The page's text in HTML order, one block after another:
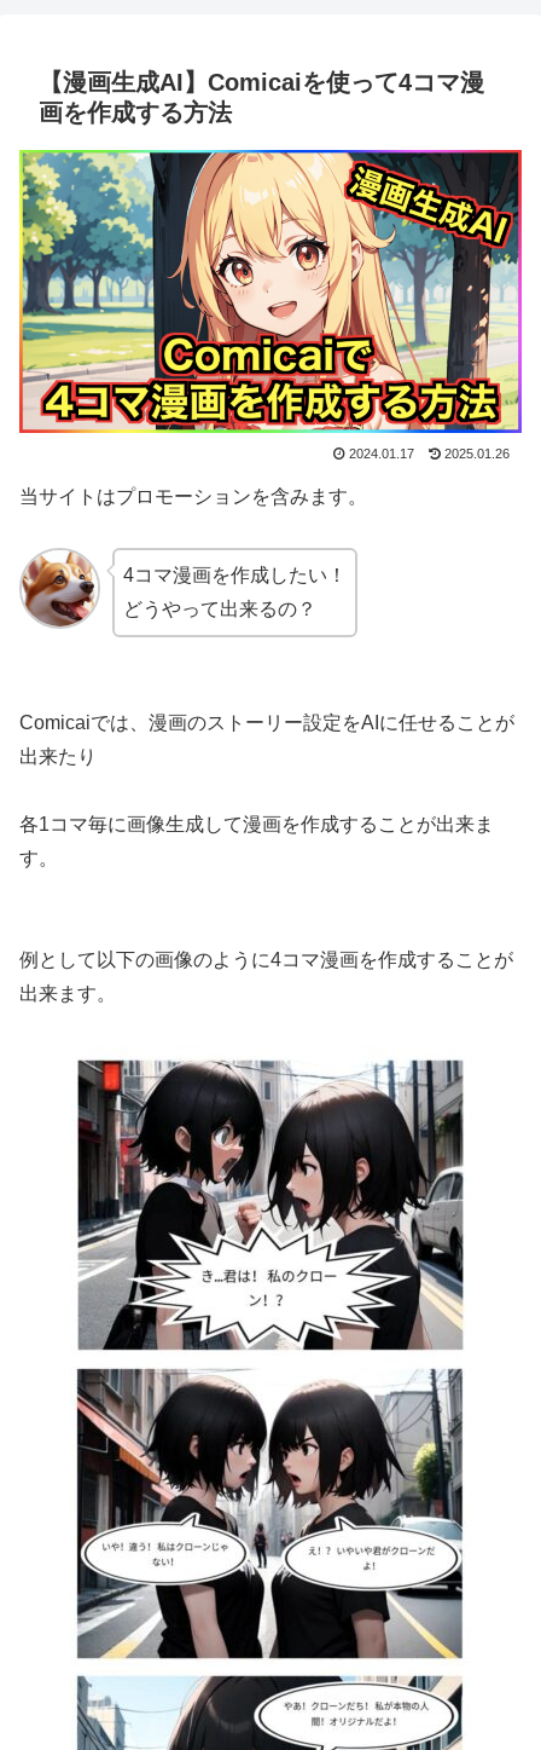
【漫画生成AI】Comicaiを使って4コマ漫
画を作成する方法
2024.01.17 2025.01.26
当サイトはプロモーションを含みます。
4コマ漫画を作成したい！
どうやって出来るの？
Comicaiでは、漫画のストーリー設定をAIに任せることが
出来たり
各1コマ毎に画像生成して漫画を作成することが出来ま
す。
例として以下の画像のように4コマ漫画を作成することが
出来ます。